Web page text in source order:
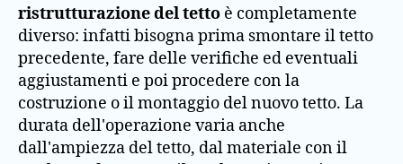
ristrutturazione del tetto è completamente
diverso: infatti bisogna prima smontare il tetto
precedente, fare delle verifiche ed eventuali
aggiustamenti e poi procedere con la
costruzione o il montaggio del nuovo tetto. La
durata dell'operazione varia anche
dall'ampiezza del tetto, dal materiale con il